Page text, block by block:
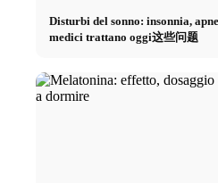
Disturbi del sonno: insonnia,
medici trattano oggi这些问题